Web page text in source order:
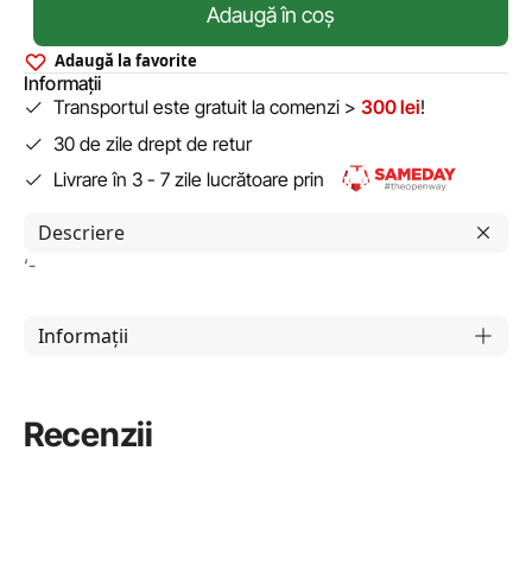
Adaugă în coș
Adaugă la favorite
Informații
Transportul este gratuit la comenzi > 300 lei!
30 de zile drept de retur
Livrare în 3 - 7 zile lucrătoare prin
Descriere
‘-
Informații
Recenzii